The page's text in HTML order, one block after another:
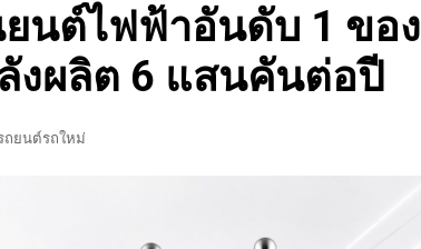
ยนต์ไฟฟ้าอันดับ 1 ของ
งผลิต 6 แสนคันต่อปี
ถยนต์รถใหม่